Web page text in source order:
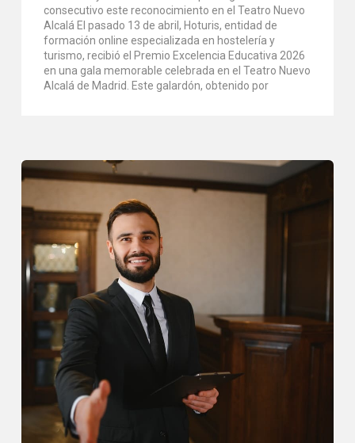
consecutivo este reconocimiento en el Teatro Nuevo
Alcalá El pasado 13 de abril, Hoturis, entidad de
formación online especializada en hostelería y
turismo, recibió el Premio Excelencia Educativa 2026
en una gala memorable celebrada en el Teatro Nuevo
Alcalá de Madrid. Este galardón, obtenido por